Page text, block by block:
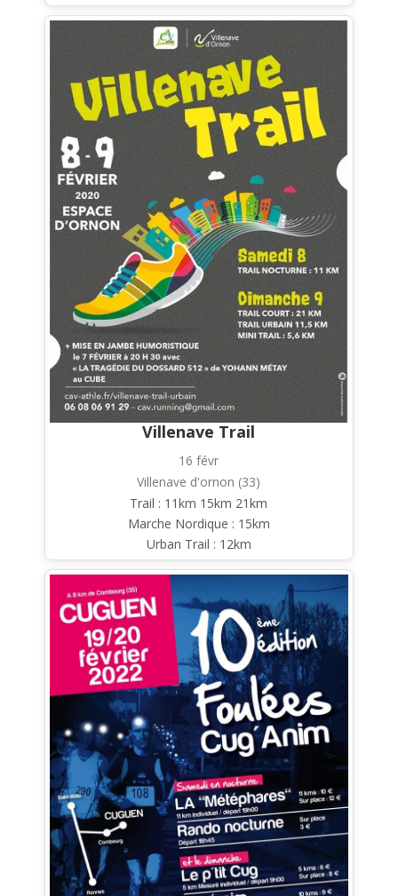
Villenave Trail
16 févr
Villenave d'ornon (33)
Trail : 11km 15km 21km
Marche Nordique : 15km
Urban Trail : 12km